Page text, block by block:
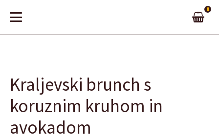
0
Kraljevski brunch s
koruznim kruhom in
avokadom